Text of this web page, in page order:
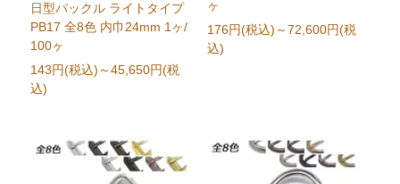
日型バックル ライトタイプ
PB17 全8色 内巾24mm 1ヶ/
100ヶ
143円(税込) ～45,650円(税
込)
ヶ
176円(税込) ～72,600円(税
込)